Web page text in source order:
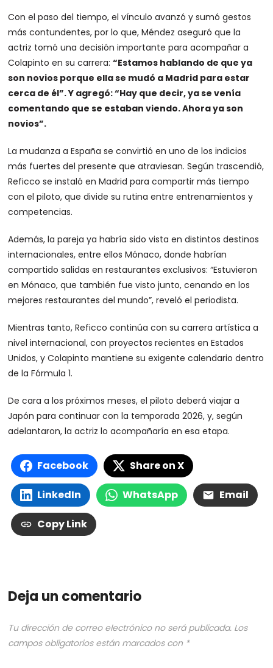
Con el paso del tiempo, el vínculo avanzó y sumó gestos
más contundentes, por lo que, Méndez aseguró que la
actriz tomó una decisión importante para acompañar a
Colapinto en su carrera:“Estamos hablando de que ya
son novios porque ella se mudó a Madrid para estar
cerca de él”. Y agregó: “Hay que decir, ya se venía
comentando que se estaban viendo. Ahora ya son
novios”.
La mudanza a España se convirtió en uno de los indicios
más fuertes del presente que atraviesan. Según trascendió,
Reficco se instaló en Madrid para compartir más tiempo
con el piloto, que divide su rutina entre entrenamientos y
competencias.
Además, la pareja ya habría sido vista en distintos destinos
internacionales, entre ellos Mónaco, donde habrían
compartido salidas en restaurantes exclusivos: “Estuvieron
en Mónaco, que también fue visto junto, cenando en los
mejores restaurantes del mundo”, reveló el periodista.
Mientras tanto, Reficco continúa con su carrera artística a
nivel internacional, con proyectos recientes en Estados
Unidos, y Colapinto mantiene su exigente calendario dentro
de la Fórmula 1.
De cara a los próximos meses, el piloto deberá viajar a
Japón para continuar con la temporada 2026, y, según
adelantaron, la actriz lo acompañaría en esa etapa.
Facebook Share on X
LinkedIn WhatsApp Email
Copy Link
Deja un comentario
Tu dirección de correo electrónico no será publicada. Los
campos obligatorios están marcados con *